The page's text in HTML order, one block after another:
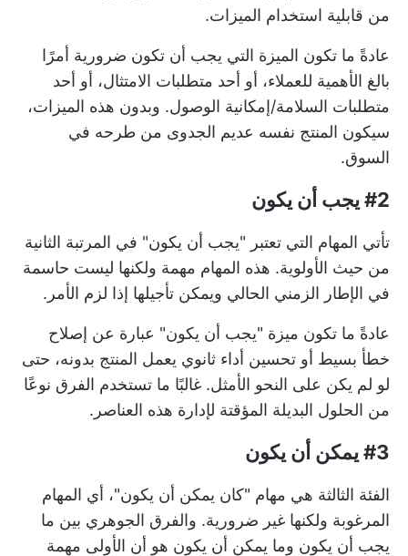
من قابلية استخدام الميزات.
عادةً ما تكون الميزة التي يجب أن تكون ضرورية أمرًا
بالغ الأهمية للعملاء، أو أحد متطلبات الامتثال، أو أحد
متطلبات السلامة/إمكانية الوصول. وبدون هذه الميزات،
سيكون المنتج نفسه عديم الجدوى من طرحه في
السوق.
#2 يجب أن يكون
تأتي المهام التي تعتبر "يجب أن يكون" في المرتبة الثانية
من حيث الأولوية. هذه المهام مهمة ولكنها ليست حاسمة
في الإطار الزمني الحالي ويمكن تأجيلها إذا لزم الأمر.
عادةً ما تكون ميزة "يجب أن يكون" عبارة عن إصلاح
خطأ بسيط أو تحسين أداء ثانوي يعمل المنتج بدونه، حتى
لو لم يكن على النحو الأمثل. غالبًا ما تستخدم الفرق نوعًا
من الحلول البديلة المؤقتة لإدارة هذه العناصر.
#3 يمكن أن يكون
الفئة الثالثة هي مهام "كان يمكن أن يكون"، أي المهام
المرغوبة ولكنها غير ضرورية. والفرق الجوهري بين ما
يجب أن يكون وما يمكن أن يكون هو أن الأولى مهمة